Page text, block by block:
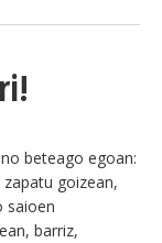
beteago egoan:
goizean,
saioen
barriz,